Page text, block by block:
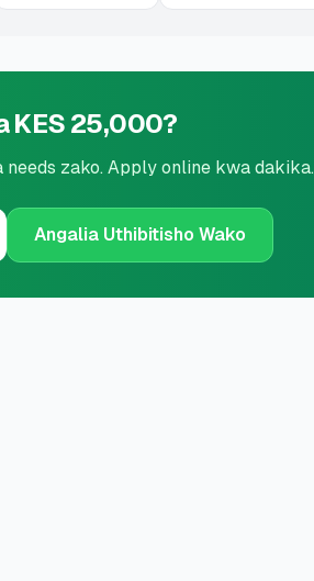
KES 25,000?
zako. Apply online kwa dakika.
Angalia Uthibitisho Wako